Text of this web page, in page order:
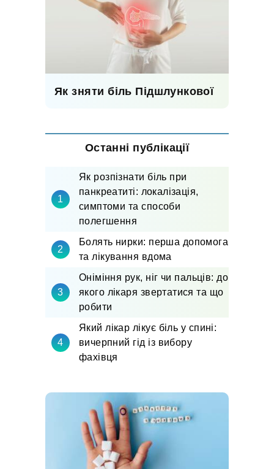
Як зняти біль Підшлункової
Останні публікації
Як розпізнати біль при
панкреатиті: локалізація,
симптоми та способи
полегшення
Болять нирки: перша допомога
та лікування вдома
Оніміння рук, ніг чи пальців: до
якого лікаря звертатися та що
робити
Який лікар лікує біль у спині:
вичерпний гід із вибору
фахівця